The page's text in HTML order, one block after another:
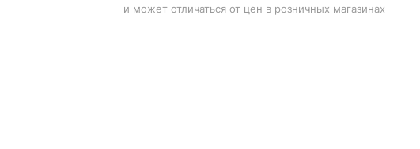
и может отличаться от цен в розничных магазинах